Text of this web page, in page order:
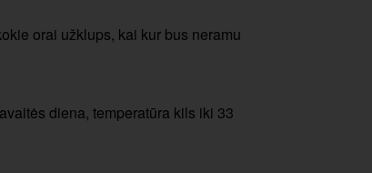
orai užklups, kai kur bus neramu
diena, temperatūra kils iki 33